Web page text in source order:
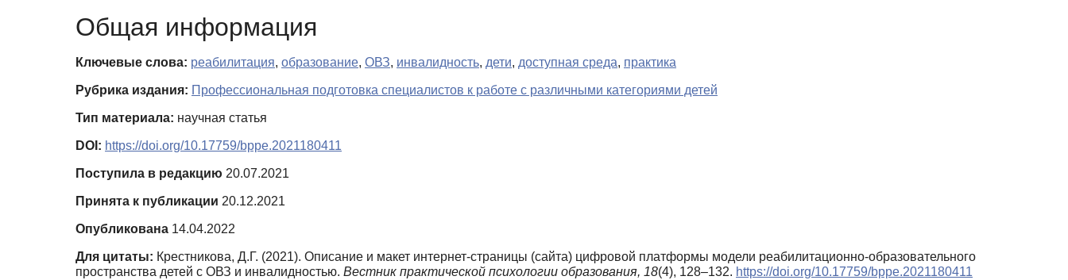
Общая информация
Ключевые слова: реабилитация, образование, ОВЗ, инвалидность, дети, доступная среда, практика
Рубрика издания: Профессиональная подготовка специалистов к работе с различными категориями детей
Тип материала: научная статья
DOI: https://doi.org/10.17759/bppe.2021180411
Поступила в редакцию 20.07.2021
Принята к публикации 20.12.2021
Опубликована 14.04.2022
Для цитаты: Крестникова, Д.Г. (2021). Описание и макет интернет-страницы (сайта) цифровой платформы модели реабилитационно-образовательного
пространства детей с ОВЗ и инвалидностью. Вестник практической психологии образования, 18(4), 128–132. https://doi.org/10.17759/bppe.2021180411